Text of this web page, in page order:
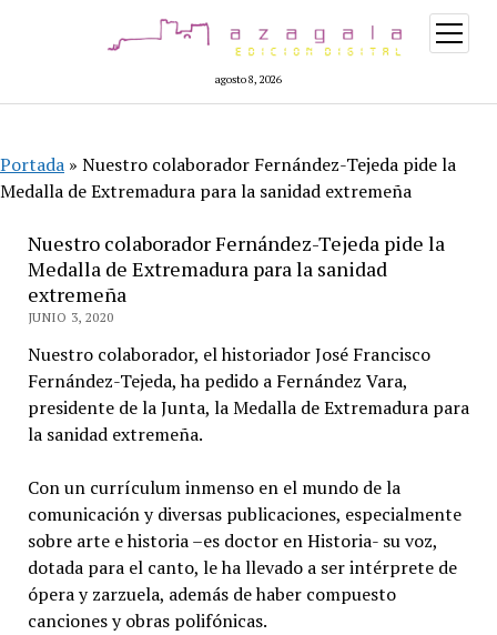
agosto 8, 2026
abrir
menú
Portada » Nuestro colaborador Fernández-Tejeda pide la
Medalla de Extremadura para la sanidad extremeña
Nuestro colaborador Fernández-Tejeda pide la
Medalla de Extremadura para la sanidad
extremeña
JUNIO 3, 2020
Nuestro colaborador, el historiador José Francisco
Fernández-Tejeda, ha pedido a Fernández Vara,
presidente de la Junta, la Medalla de Extremadura para
la sanidad extremeña.
Con un currículum inmenso en el mundo de la
comunicación y diversas publicaciones, especialmente
sobre arte e historia –es doctor en Historia- su voz,
dotada para el canto, le ha llevado a ser intérprete de
ópera y zarzuela, además de haber compuesto
canciones y obras polifónicas.